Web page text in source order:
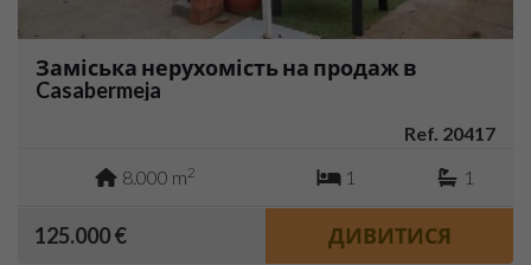
Заміська нерухомість на продаж в
Casabermeja
Ref. 20417
8.000 m2 1 1
125.000 € ДИВИТИСЯ